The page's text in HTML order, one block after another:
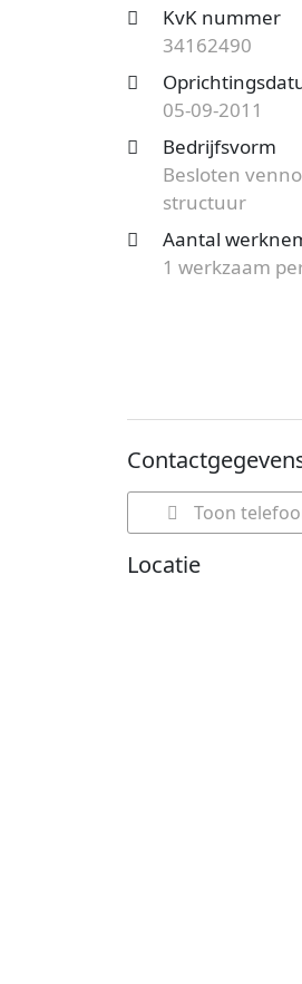
het aanbod en
KvK nummer
34162490
05-09-2011
Bedrijfsvorm
Besloten
structuur
Aantal
1 werkzaam
Toon
Locatie